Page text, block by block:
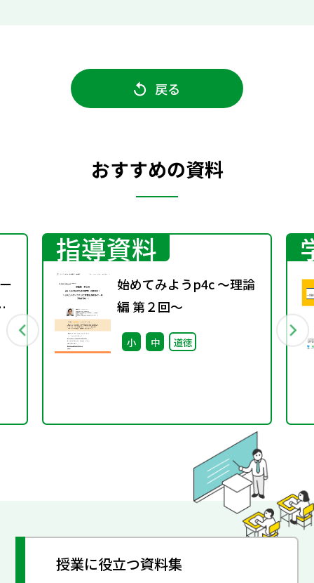
戻る
おすすめの資料
指導資料
始めてみようp4c ～理論
編 第２回～
小 中 道徳
授業に役立つ資料集